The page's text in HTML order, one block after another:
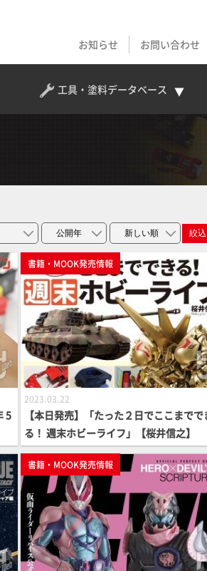
お知らせ
お問い合わせ
工具・塗料データベース
絞込
5
書籍・MOOK発売情報
2023.03.22
【本日発売】「たった２日でここまでで
る！ 週末ホビーライフ」【桜井信之】
書籍・MOOK発売情報